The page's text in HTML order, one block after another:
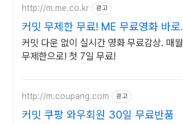
http://m.me.co.kr 광고
커밋 무제한 무료! ME 무료영화 바로
보기!
커밋 다운 없이 실시간 영화 무료감상. 매월
무제한으로! 첫 7일 무료!
http://m.coupang.com 광고
커밋 쿠팡 와우회원 30일 무료반품